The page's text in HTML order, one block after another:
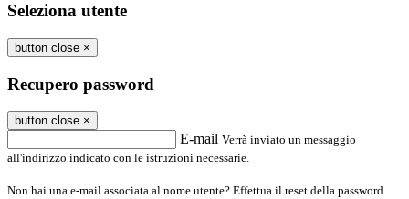
Seleziona utente
button close ×
Recupero password
button close ×
E-mail Verrà inviato un messaggio
all'indirizzo indicato con le istruzioni necessarie.
Non hai una e-mail associata al nome utente? Effettua il reset della password